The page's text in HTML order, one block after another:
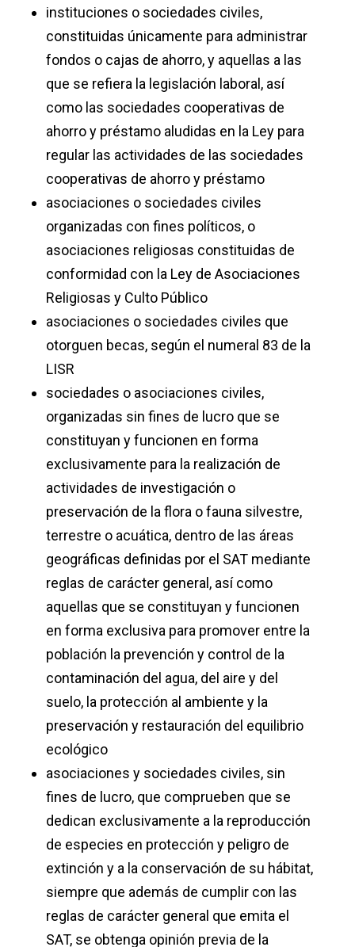
instituciones o sociedades civiles,
constituidas únicamente para administrar
fondos o cajas de ahorro, y aquellas a las
que se refiera la legislación laboral, así
como las sociedades cooperativas de
ahorro y préstamo aludidas en la Ley para
regular las actividades de las sociedades
cooperativas de ahorro y préstamo
asociaciones o sociedades civiles
organizadas con fines políticos, o
asociaciones religiosas constituidas de
conformidad con la Ley de Asociaciones
Religiosas y Culto Público
asociaciones o sociedades civiles que
otorguen becas, según el numeral 83 de la
LISR
sociedades o asociaciones civiles,
organizadas sin fines de lucro que se
constituyan y funcionen en forma
exclusivamente para la realización de
actividades de investigación o
preservación de la flora o fauna silvestre,
terrestre o acuática, dentro de las áreas
geográficas definidas por el SAT mediante
reglas de carácter general, así como
aquellas que se constituyan y funcionen
en forma exclusiva para promover entre la
población la prevención y control de la
contaminación del agua, del aire y del
suelo, la protección al ambiente y la
preservación y restauración del equilibrio
ecológico
asociaciones y sociedades civiles, sin
fines de lucro, que comprueben que se
dedican exclusivamente a la reproducción
de especies en protección y peligro de
extinción y a la conservación de su hábitat,
siempre que además de cumplir con las
reglas de carácter general que emita el
SAT, se obtenga opinión previa de la